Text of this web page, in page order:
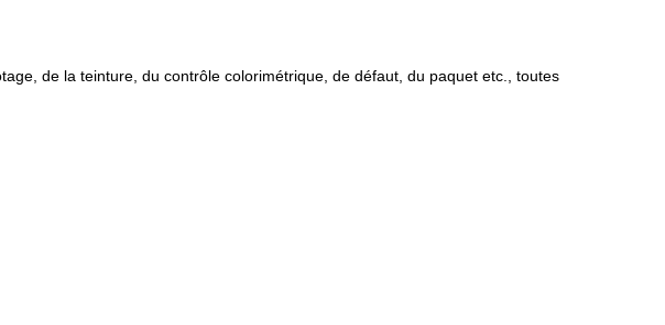
de la teinture, du contrôle colorimétrique, de défaut, du paquet etc., toutes